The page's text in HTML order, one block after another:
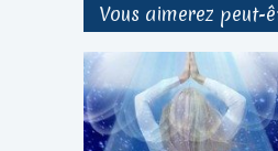
Vous aimerez peut-